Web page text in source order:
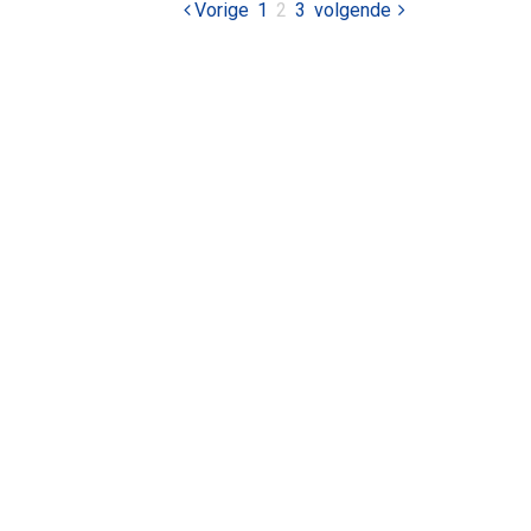
Vorigepagina
1 U
2 3 volgende pagina